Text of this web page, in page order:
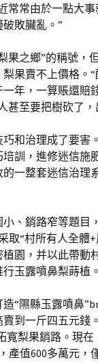
常常由於一點大
敗臟亂。”
果之鄉”的稱號，
果賣不上價格。
年，一算賬還賠
甚至要把樹砍了
和治理成了要害
訓，進修迷信施
一整套迷信治理
、銷路窄等題目
取“村所有人全體+
園，并以此帶動
玉露噴鼻梨蒔植。
“隰縣玉露噴鼻
到一斤四五元錢
寬梨果銷路。現
產值600多萬元，